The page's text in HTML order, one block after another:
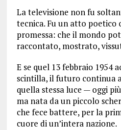
La televisione non fu
tecnica. Fu un atto poetico
promessa: che il mondo
raccontato, mostrato,
E se quel 13 febbraio 1954
scintilla, il futuro continua
quella stessa luce — oggi
ma nata da un piccolo
che fece battere, per la
cuore di un’intera nazione.